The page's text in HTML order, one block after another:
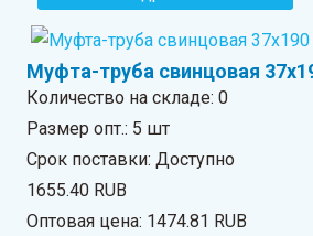
Муфта-труба свинцовая
Количество на складе:0
Размер опт.: 5 шт
Срок поставки: Доступно
1655.40 RUB
Оптовая цена: 1474.81 RUB